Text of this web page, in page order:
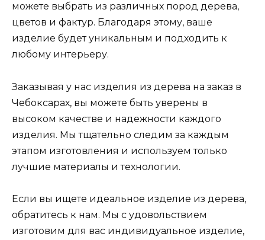
можете выбрать из различных пород дерева,
цветов и фактур. Благодаря этому, ваше
изделие будет уникальным и подходить к
любому интерьеру.
Заказывая у нас изделия из дерева на заказ в
Чебоксарах, вы можете быть уверены в
высоком качестве и надежности каждого
изделия. Мы тщательно следим за каждым
этапом изготовления и используем только
лучшие материалы и технологии.
Если вы ищете идеальное изделие из дерева,
обратитесь к нам. Мы с удовольствием
изготовим для вас индивидуальное изделие,